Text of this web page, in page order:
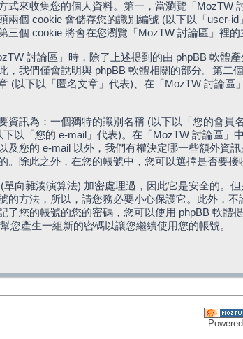
式來收集您的個人資料。第一，當瀏覽「MozTW
兩個 cookie 會儲存您的識別編號 (以下以「user-
三個 cookie 將會在您瀏覽「MozTW 討論區」裡
討論區」時，除了上述提到的由 phpBB 軟體
，我們僅會說明與 phpBB 軟體相關的部分。第二
(以下以「匿名文章」代表)、在「MozTW 討論區
資訊為：一個獨特的識別名稱 (以下以「您的會員
下以「您的 e-mail」代表)。在「MozTW 討論區
及您的 e-mail 以外，我們有權決定哪一些額外資
。除此之外，在您的帳號中，您可以選擇是否要接
單向雜湊演算法) 加密處理過，因此它是安全的。
的方法，所以，請您務必要小心保護它。此外，
了您的帳號的您的密碼，您可以使用 phpBB 軟體
您產生一組新的密碼以讓您繼續使用您的帳號。